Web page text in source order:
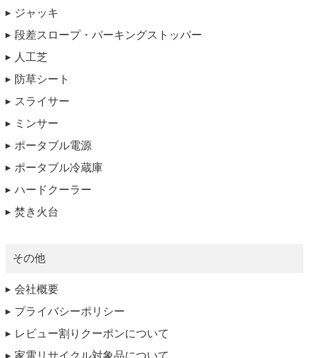
ジャッキ
段差スロープ・パーキングストッパー
人工芝
防草シート
スライサー
ミンサー
ポータブル電源
ポータブル冷蔵庫
ハードクーラー
焚き火台
その他
会社概要
プライバシーポリシー
レビュー割りクーポンについて
家電リサイクル対象品について